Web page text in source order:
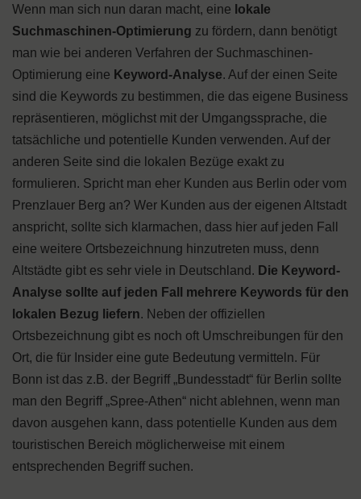
Wenn man sich nun daran macht, eine lokale
Suchmaschinen-Optimierung zu fördern, dann benötigt
man wie bei anderen Verfahren der Suchmaschinen-
Optimierung eine Keyword-Analyse. Auf der einen Seite
sind die Keywords zu bestimmen, die das eigene Business
repräsentieren, möglichst mit der Umgangssprache, die
tatsächliche und potentielle Kunden verwenden. Auf der
anderen Seite sind die lokalen Bezüge exakt zu
formulieren. Spricht man eher Kunden aus Berlin oder vom
Prenzlauer Berg an? Wer Kunden aus der eigenen Altstadt
anspricht, sollte sich klarmachen, dass hier auf jeden Fall
eine weitere Ortsbezeichnung hinzutreten muss, denn
Altstädte gibt es sehr viele in Deutschland. Die Keyword-
Analyse sollte auf jeden Fall mehrere Keywords für den
lokalen Bezug liefern. Neben der offiziellen
Ortsbezeichnung gibt es noch oft Umschreibungen für den
Ort, die für Insider eine gute Bedeutung vermitteln. Für
Bonn ist das z.B. der Begriff „Bundesstadt“ für Berlin sollte
man den Begriff „Spree-Athen“ nicht ablehnen, wenn man
davon ausgehen kann, dass potentielle Kunden aus dem
touristischen Bereich möglicherweise mit einem
entsprechenden Begriff suchen.